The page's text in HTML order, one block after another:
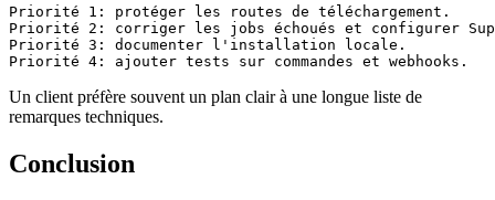
Priorité 1: protéger les routes de téléchargement.
Priorité 2: corriger les jobs échoués et configurer
Priorité 3: documenter l'installation locale.
Priorité 4: ajouter tests sur commandes et webhooks.
Un client préfère souvent un plan clair à une longue liste de
remarques techniques.
Conclusion